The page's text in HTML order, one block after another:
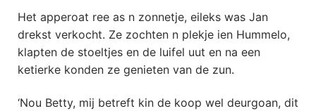
Het apperoat ree as n zonnetje, eileks was Jan
drekst verkocht. Ze zochten n plekje ien Hummelo,
klapten de stoeltjes en de luifel uut en na een
ketierke konden ze genieten van de zun.
‘Nou Betty, mij betreft kin de koop wel deurgoan, dit